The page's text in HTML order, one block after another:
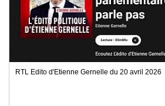
RTL Edito d'Etienne Gernelle du 20 avril 2026